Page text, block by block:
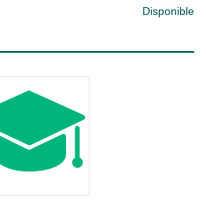
Disponible